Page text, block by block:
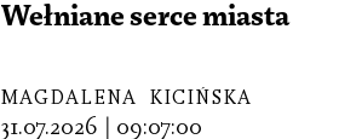
Wełniane serce miasta
MAGDALENA KICIŃSKA
31.07.2026 09:07:00